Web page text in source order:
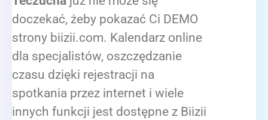
doczekać, żeby pokazać Ci DEMO
strony biizii.com. Kalendarz online
dla specjalistów, oszczędzanie
czasu dzięki rejestracji na
spotkania przez internet i wiele
innych funkcji jest dostępne z Biizii